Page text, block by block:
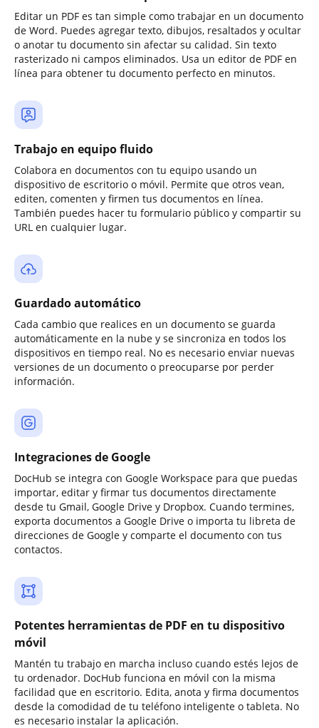
Editar un PDF es tan simple como trabajar en un documento
de Word. Puedes agregar texto, dibujos, resaltados y ocultar
o anotar tu documento sin afectar su calidad. Sin texto
rasterizado ni campos eliminados. Usa un editor de PDF en
línea para obtener tu documento perfecto en minutos.
Trabajo en equipo fluido
Colabora en documentos con tu equipo usando un
dispositivo de escritorio o móvil. Permite que otros vean,
editen, comenten y firmen tus documentos en línea.
También puedes hacer tu formulario público y compartir su
URL en cualquier lugar.
Guardado automático
Cada cambio que realices en un documento se guarda
automáticamente en la nube y se sincroniza en todos los
dispositivos en tiempo real. No es necesario enviar nuevas
versiones de un documento o preocuparse por perder
información.
Integraciones de Google
DocHub se integra con Google Workspace para que puedas
importar, editar y firmar tus documentos directamente
desde tu Gmail, Google Drive y Dropbox. Cuando termines,
exporta documentos a Google Drive o importa tu libreta de
direcciones de Google y comparte el documento con tus
contactos.
Potentes herramientas de PDF en tu dispositivo
móvil
Mantén tu trabajo en marcha incluso cuando estés lejos de
tu ordenador. DocHub funciona en móvil con la misma
facilidad que en escritorio. Edita, anota y firma documentos
desde la comodidad de tu teléfono inteligente o tableta. No
es necesario instalar la aplicación.